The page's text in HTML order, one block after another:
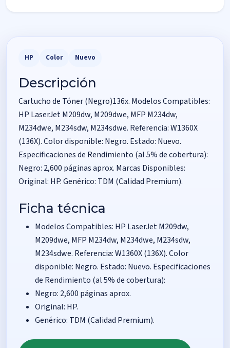
HP Color Nuevo
Descripción
Cartucho de Tóner (Negro)136x. Modelos Compatibles:
HP LaserJet M209dw, M209dwe, MFP M234dw,
M234dwe, M234sdw, M234sdwe. Referencia: W1360X
(136X). Color disponible: Negro. Estado: Nuevo.
Especificaciones de Rendimiento (al 5% de cobertura):
Negro: 2,600 páginas aprox. Marcas Disponibles:
Original: HP. Genérico: TDM (Calidad Premium).
Ficha técnica
Modelos Compatibles: HP LaserJet M209dw,
M209dwe, MFP M234dw, M234dwe, M234sdw,
M234sdwe. Referencia: W1360X (136X). Color
disponible: Negro. Estado: Nuevo. Especificaciones
de Rendimiento (al 5% de cobertura):
Negro: 2,600 páginas aprox.
Original: HP.
Genérico: TDM (Calidad Premium).